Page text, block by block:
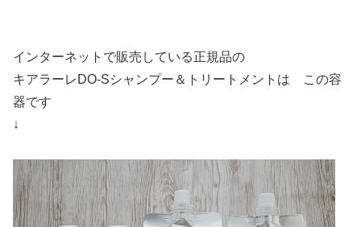
インターネットで販売している正規品の
キアラーレDO-Sシャンプー＆トリートメントは この容
器です
↓